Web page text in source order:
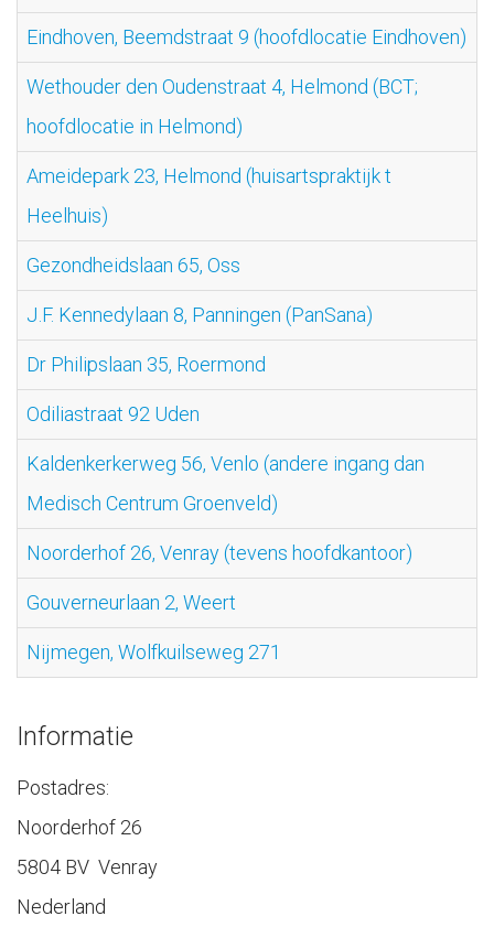
Eindhoven, Beemdstraat 9 (hoofdlocatie Eindhoven)
Wethouder den Oudenstraat 4, Helmond (BCT;
hoofdlocatie in Helmond)
Ameidepark 23, Helmond (huisartspraktijk t
Heelhuis)
Gezondheidslaan 65, Oss
J.F. Kennedylaan 8, Panningen (PanSana)
Dr Philipslaan 35, Roermond
Odiliastraat 92 Uden
Kaldenkerkerweg 56, Venlo (andere ingang dan
Medisch Centrum Groenveld)
Noorderhof 26, Venray (tevens hoofdkantoor)
Gouverneurlaan 2, Weert
Nijmegen, Wolfkuilseweg 271
Informatie
Postadres:
Noorderhof 26
5804 BV Venray
Nederland